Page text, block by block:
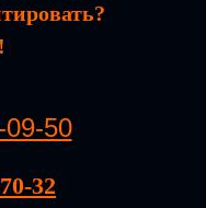
50
32